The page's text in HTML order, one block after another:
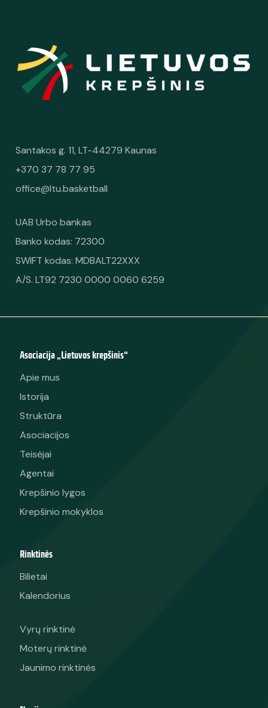
Santakos g. 11, LT-44279 Kaunas
+370 37 78 77 95
office@ltu.basketball
UAB Urbo bankas
Banko kodas: 72300
SWIFT kodas: MDBALT22XXX
A/S. LT92 7230 0000 0060 6259
Asociacija „Lietuvos krepšinis“
Apie mus
Istorija
Struktūra
Asociacijos
Teisėjai
Agentai
Krepšinio lygos
Krepšinio mokyklos
Rinktinės
Bilietai
Kalendorius
Vyrų rinktinė
Moterų rinktinė
Jaunimo rinktinės